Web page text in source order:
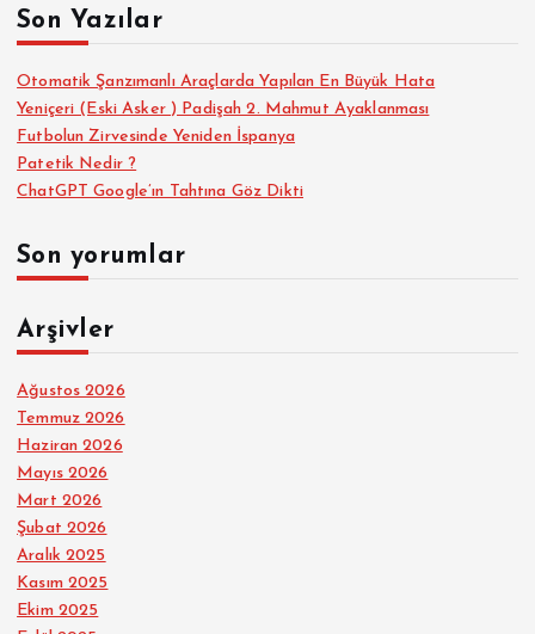
:Son Yazılar
Otomatik Şanzımanlı Araçlarda Yapılan En Büyük Hata
Yeniçeri (Eski Asker ) Padişah 2. Mahmut Ayaklanması
Futbolun Zirvesinde Yeniden İspanya
Patetik Nedir ?
ChatGPT Google’ın Tahtına Göz Dikti
Son yorumlar
Arşivler
Ağustos 2026
Temmuz 2026
Haziran 2026
Mayıs 2026
Mart 2026
Şubat 2026
Aralık 2025
Kasım 2025
Ekim 2025